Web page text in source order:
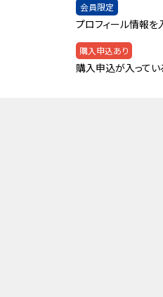
会員限定
プロフィール情報を
購入申込あり
購入申込が入ってい